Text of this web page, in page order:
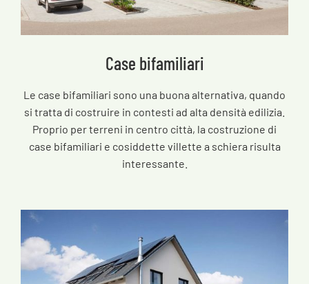
Case bifamiliari
Le case bifamiliari sono una buona alternativa, quando
si tratta di costruire in contesti ad alta densità edilizia.
Proprio per terreni in centro città, la costruzione di
case bifamiliari e cosiddette villette a schiera risulta
interessante.